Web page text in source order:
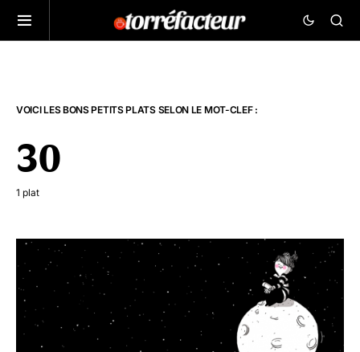
VOICI LES BONS PETITS PLATS SELON LE MOT-CLEF :
30
1 plat